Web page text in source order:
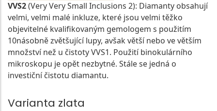
VVS2(Very Very Small Inclusions 2): Diamanty obsahují
velmi, velmi malé inkluze, které jsou velmi těžko
objevitelné kvalifikovaným gemologem s použitím
10násobně zvětšující lupy, avšak větší nebo ve větším
množství než u čistoty VVS1. Použití binokulárního
mikroskopu je opět nezbytné. Stále se jedná o
investiční čistotu diamantu.
Varianta zlata